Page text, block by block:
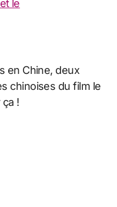
en Chine, deux
chinoises du film le
!